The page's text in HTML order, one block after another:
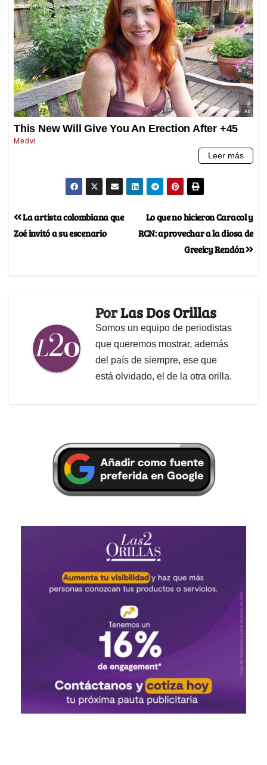
Lo que no hicieron Caracol y
RCN: aprovechar a la diosa de
Greeicy Rendón
La artista colombiana que
Zoé invitó a su escenario
PorLas Dos Orillas
Somos un equipo de periodistas
que queremos mostrar, además
del país de siempre, ese que
está olvidado, el de la otra orilla.